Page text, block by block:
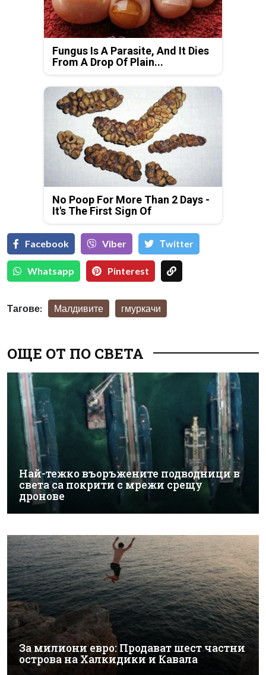
Fungus Is A Parasite, And It Dies
From A Drop Of Plain...
No Poop For More Than 2 Days -
It's The First Sign Of
Facebook Viber Тwitter
Whatsapp Pinterest
Тагове: Малдивите гмуркачи
ОЩЕ ОТ ПО СВЕТА
Най-тежко въоръжените подводници в
света са покрити с мрежи срещу
дронове
За милиони евро: Продават шест частни
острова на Халкидики и Кавала